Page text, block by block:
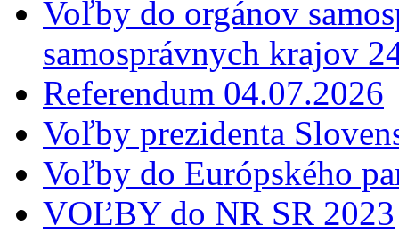
Voľby do orgánov
samosprávnych krajov
Referendum 04.07.2026
Voľby prezidenta
Voľby do Európského
VOĽBY do NR SR 2023